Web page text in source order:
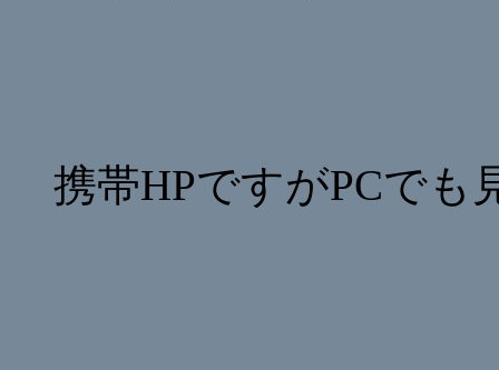
携帯HPですがPCで